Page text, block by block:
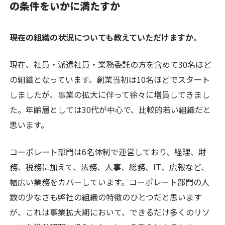
の条件をいかに満たすか
――現在の組織の状況についても教えていただけますか。
現在、社員・派遣社員・業務委託の方を含めて30名ほど
の組織となっています。創業当初は10名ほどでスタート
しましたが、事業の拡大に伴って徐々に増員してきまし
た。年齢層としては30代が中心で、比較的若い組織だと
思います。
コーポレート部門は6名体制で運営しており、経理、財
務、税務に加えて、法務、人事、総務、IT、広報など、
幅広い業務をカバーしています。コーポレート部門の人
数の少なさも弊社の組織の特徴のひとつだと思います
が、これは事業拡大期において、できるだけ多くのリソ